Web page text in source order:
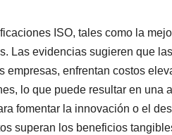
ISO, tales como la
Las evidencias sugieren que las
enfrentan costos
lo que puede resultar en una
fomentar la innovación o el
superan los beneficios